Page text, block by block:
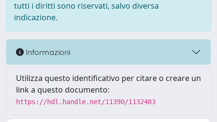
tutti i diritti sono riservati, salvo diversa
indicazione.
Informazioni
Utilizza questo identificativo per citare o creare un
link a questo documento:
https://hdl.handle.net/11390/1132483